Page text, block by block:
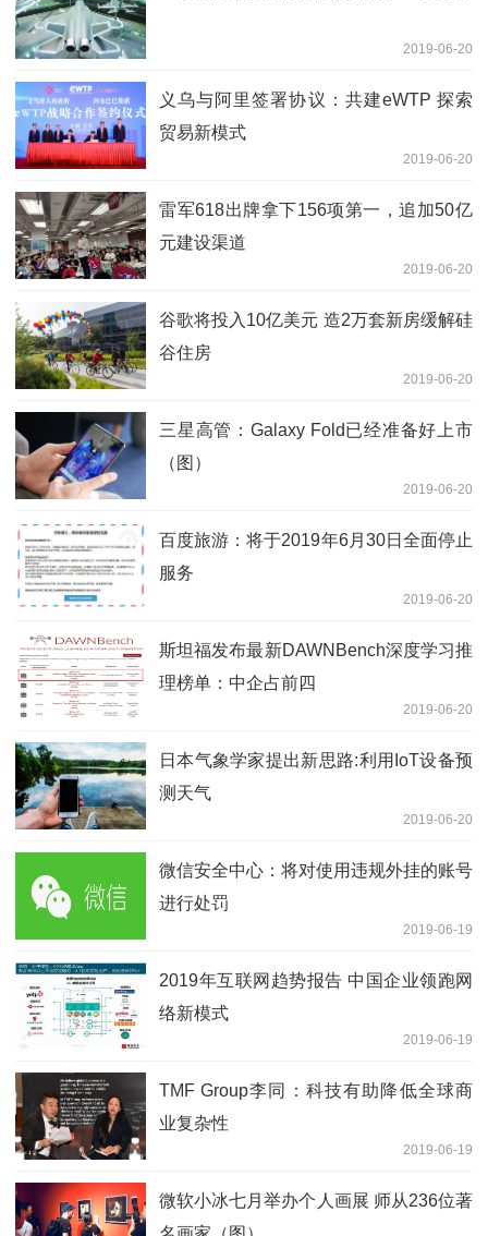
2019-06-20
义乌与阿里签署协议：共建eWTP 探索
贸易新模式
2019-06-20
雷军618出牌拿下156项第一，追加50亿
元建设渠道
2019-06-20
谷歌将投入10亿美元 造2万套新房缓解硅
谷住房
2019-06-20
三星高管：Galaxy Fold已经准备好上市
（图）
2019-06-20
百度旅游：将于2019年6月30日全面停止
服务
2019-06-20
斯坦福发布最新DAWNBench深度学习推
理榜单：中企占前四
2019-06-20
日本气象学家提出新思路:利用IoT设备预
测天气
2019-06-20
微信安全中心：将对使用违规外挂的账号
进行处罚
2019-06-19
2019年互联网趋势报告 中国企业领跑网
络新模式
2019-06-19
TMF Group李同：科技有助降低全球商
业复杂性
2019-06-19
微软小冰七月举办个人画展 师从236位著